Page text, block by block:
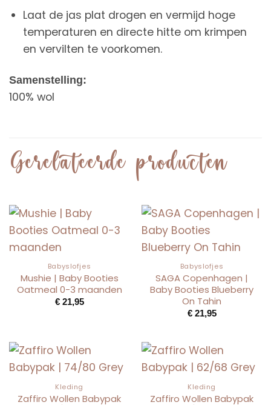
Laat de jas plat drogen en vermijd hoge
temperaturen en directe hitte om krimpen
en vervilten te voorkomen.
Samenstelling:
100% wol
Gerelateerde producten
Babyslofjes
Mushie | Baby Booties
Oatmeal 0-3 maanden
€21,95
Babyslofjes
SAGA Copenhagen |
Baby Booties Blueberry
On Tahin
€21,95
Kleding
Zaffiro Wollen Babypak
Kleding
Zaffiro Wollen Babypak